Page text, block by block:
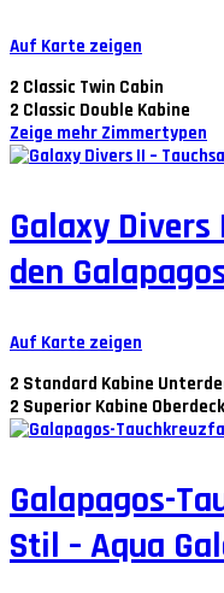
Auf Karte zeigen
2 Classic Twin Cabin
2 Classic Double Kabine
Zeige mehr Zimmertypen
Galaxy
den
Auf Karte zeigen
2 Standard Kabine
2 Superior Kabine Oberdeck
Galapagos-
Stil – Aqua